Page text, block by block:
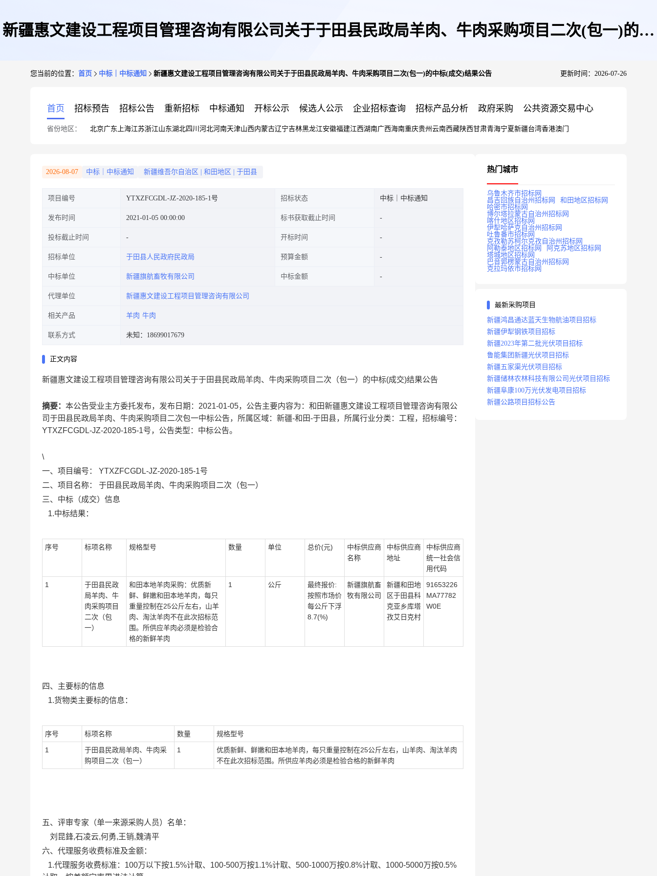
新疆惠文建设工程项目管理咨询有限公司关于于田县民政局羊肉、牛肉采购项目二次(包一)的中
您当前的位置： 首页 中标｜中标通知 新疆惠文建设工程项目管理咨询有限公司关于于田县民政局羊肉、牛肉采购项目二次(包一)的中标(成交)结果公告 更新时间：2026-07-26
首页 招标预告 招标公告 重新招标 中标通知 开标公示 候选人公示 企业招标查询 招标产品分析 政府采购 公共资源交易中心
省份地区： 北京广东 上海江苏浙江山东湖北四川 河北河南天津山西内蒙古辽宁吉林黑龙江安徽福建江西湖南广西海南重庆贵州 云南西藏陕西甘肃青海宁夏新疆台湾香港澳门
2026-08-07 中标｜中标通知 新疆维吾尔自治区 和田地区 于田县
项目编号 YTXZFCGDL-JZ-2020-185-1号 招标状态 中标｜中标通知
发布时间 2021-01-05 00:00:00 标书获取截止时间
投标截止时间 开标时间
招标单位 于田县人民政府民政局 预算金额
中标单位 新疆旗航畜牧有限公司 中标金额
代理单位 新疆惠文建设工程项目管理咨询有限公司
相关产品 羊肉 牛肉
联系方式 未知：18699017679
正文内容
新疆惠文建设工程项目管理咨询有限公司关于于田县民政局羊肉、牛肉采购项目二次（包一）的中标(成交)结果公告
摘要： 本公告受业主方委托发布，发布日期：2021-01-05，公告主要内容为：和田新疆惠文建设工程项目管理咨询有限公
司于田县民政局羊肉、牛肉采购项目二次包一中标公告，所属区域：新疆-和田-于田县，所属行业分类：工程，招标编号：
YTXZFCGDL-JZ-2020-185-1号，公告类型：中标公告。
\
一、项目编号：
YTXZFCGDL-JZ-2020-185-1号
二、项目名称： 于田县民政局羊肉、牛肉采购项目二次（包一）
三、中标（成交）信息
1.中标结果：
序号 标项名称 规格型号 数量 单位 总价(元)
中标供应商
名称
中标供应商
地址
中标供应商
统一社会信
用代码
1
于田县民政
局羊肉、牛
肉采购项目
二次（包
一）
和田本地羊肉采购：优质新
鲜、鲜嫩和田本地羊肉，每只
重量控制在25公斤左右，山羊
肉、淘汰羊肉不在此次招标范
围。所供应羊肉必须是检验合
格的新鲜羊肉
1 公斤
最终报价:
按照市场价
每公斤下浮
8.7(%)
新疆旗航畜
牧有限公司
新疆和田地
区于田县科
克亚乡库塔
孜艾日克村
91653226
MA77782
W0E
四、主要标的信息
1.货物类主要标的信息：
序号 标项名称 数量 规格型号
1
于田县民政局羊肉、牛肉采
购项目二次（包一）
1
优质新鲜、鲜嫩和田本地羊肉，每只重量控制在25公斤左右，山羊肉、淘汰羊肉
不在此次招标范围。所供应羊肉必须是检验合格的新鲜羊肉
五、评审专家（单一来源采购人员）名单：
刘昆鋒,石凌云,何勇,王销,魏清平
六、代理服务收费标准及金额：
1.代理服务收费标准： 100万以下按1.5%计取、100-500万按1.1%计取、500-1000万按0.8%计取、1000-5000万按0.5%
热门城市
乌鲁木齐市招标网
昌吉回族自治州招标网
和田地区招标网
哈密市招标网
博尔塔拉蒙古自治州招标网
喀什地区招标网
伊犁哈萨克自治州招标网
吐鲁番市招标网
克孜勒苏柯尔克孜自治州招标网
阿勒泰地区招标网
阿克苏地区招标网
塔城地区招标网
巴音郭楞蒙古自治州招标网
克拉玛依市招标网
最新采购项目
新疆鸿昌通达蓝天生物航油项目招标
新疆伊犁钢铁项目招标
新疆2023年第二批光伏项目招标
鲁能集团新疆光伏项目招标
新疆五家渠光伏项目招标
新疆储林农林科技有限公司光伏项目招标
新疆阜康100万光伏发电项目招标
新疆公路项目招标公告